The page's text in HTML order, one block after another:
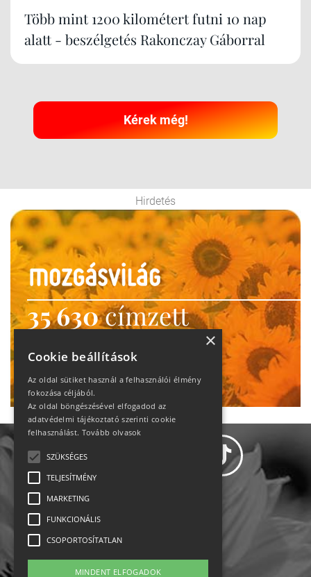
Több mint 1200 kilométert futni 10 nap
alatt - beszélgetés Rakonczay Gáborral
Kérek még!
Hirdetés
35 630címzett
heti motiváció
Ne maradj le!
Állásajánlatok
×
Cookie beállítások
Az oldal sütiket használ a felhasználói élmény
fokozása céljából.
Az oldal böngészésével elfogadod az
adatvédelmi tájékoztató szerinti cookie
felhasználást. Tovább olvasok
SZÜKSÉGES
TELJESÍTMÉNY
MARKETING
FUNKCIONÁLIS
CSOPORTOSÍTATLAN
MINDENT ELFOGADOK